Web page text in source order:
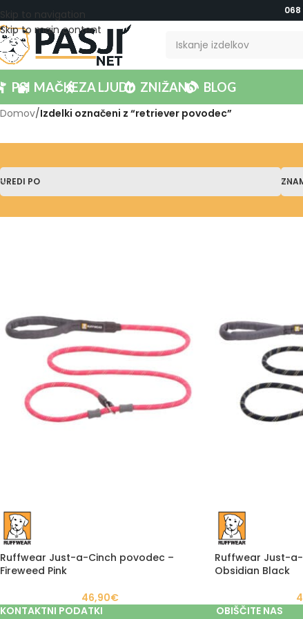
Skip to navigation
Skip to main content
068
PSI MAČKEZA LJUDI ZNIŽANO BLOG
Domov/Izdelki označeni z “retriever povodec”
UREDI PO
Ruffwear Just-a-Cinch povodec –
Fireweed Pink
46,90€
Ruffwear Just-
Obsidian Black
KONTAKTNI PODATKI
OBIŠČITE NAS